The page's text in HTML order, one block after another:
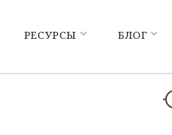
РЕСУРСЫ БЛОГ